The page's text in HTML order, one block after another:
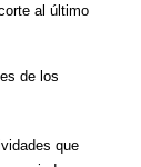
al último
de los
que